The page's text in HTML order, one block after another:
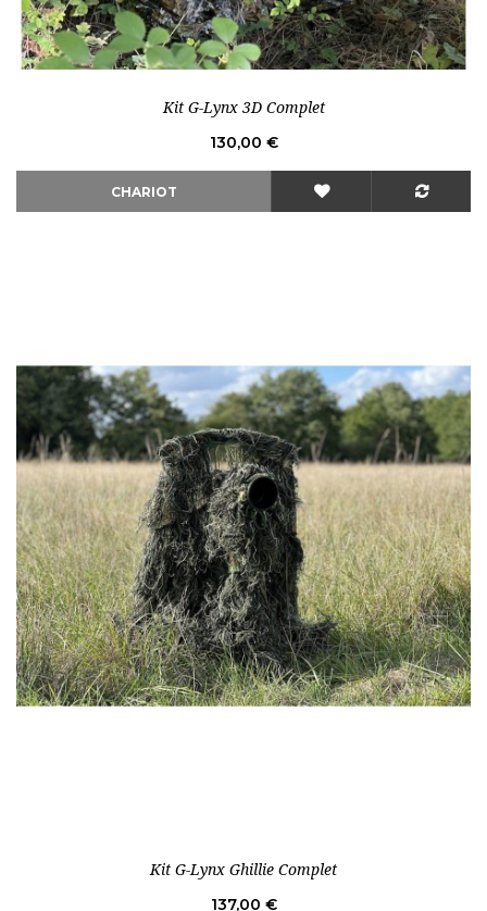
Kit G-Lynx 3D Complet
Prix
130,00 €
CHARIOT
Kit G-Lynx Ghillie Complet
Prix
137,00 €